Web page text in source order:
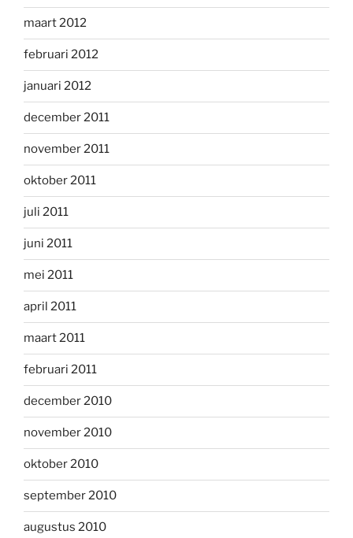
maart 2012
februari 2012
januari 2012
december 2011
november 2011
oktober 2011
juli 2011
juni 2011
mei 2011
april 2011
maart 2011
februari 2011
december 2010
november 2010
oktober 2010
september 2010
augustus 2010